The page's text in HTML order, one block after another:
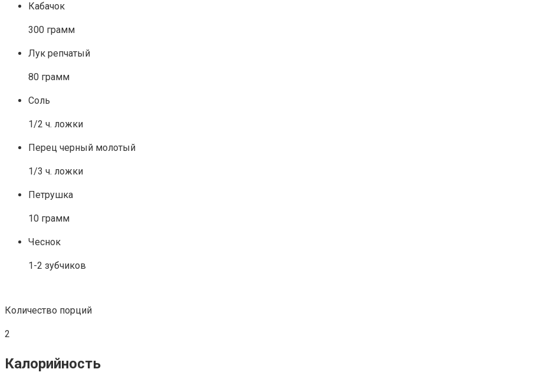
Кабачок
300 грамм
Лук репчатый
80 грамм
Соль
1/2 ч. ложки
Перец черный молотый
1/3 ч. ложки
Петрушка
10 грамм
Чеснок
1-2 зубчиков
Количество порций
2
Калорийность